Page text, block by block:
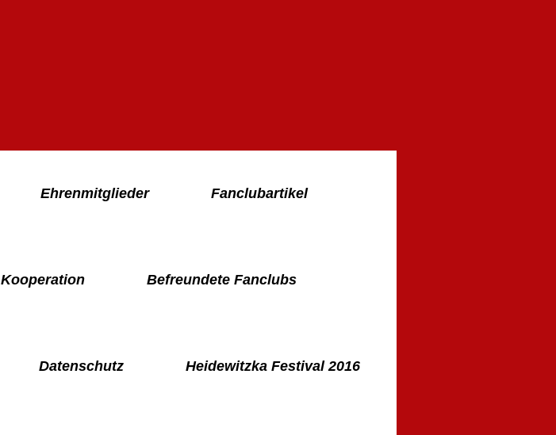
Ehrenmitglieder Fanclubartikel
Kooperation Befreundete Fanclubs
Datenschutz Heidewitzka Festival 2016